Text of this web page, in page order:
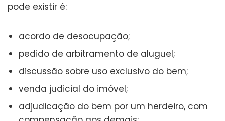
pode existir é:
acordo de desocupação;
pedido de arbitramento de aluguel;
discussão sobre uso exclusivo do bem;
venda judicial do imóvel;
adjudicação do bem por um herdeiro, com